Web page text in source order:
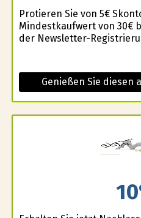
Profitieren Sie von 5€
Mindestkaufwert von 30€
der Newsletter-
Genießen Sie diesen